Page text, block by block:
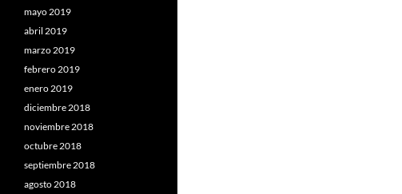
mayo 2019
abril 2019
marzo 2019
febrero 2019
enero 2019
diciembre 2018
noviembre 2018
octubre 2018
septiembre 2018
agosto 2018